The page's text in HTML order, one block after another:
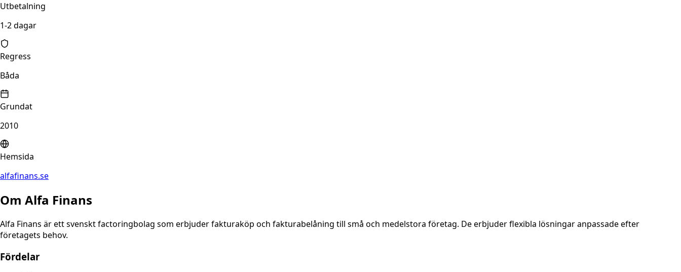
Utbetalning
1-2 dagar
Regress
Båda
Grundat
2010
Hemsida
alfafinans.se
Om Alfa Finans
Alfa Finans är ett svenskt factoringbolag som erbjuder fakturaköp och fakturabelåning till små och medelstora företag. De erbjuder flexibla lösningar anpassade efter
företagets behov.
Fördelar